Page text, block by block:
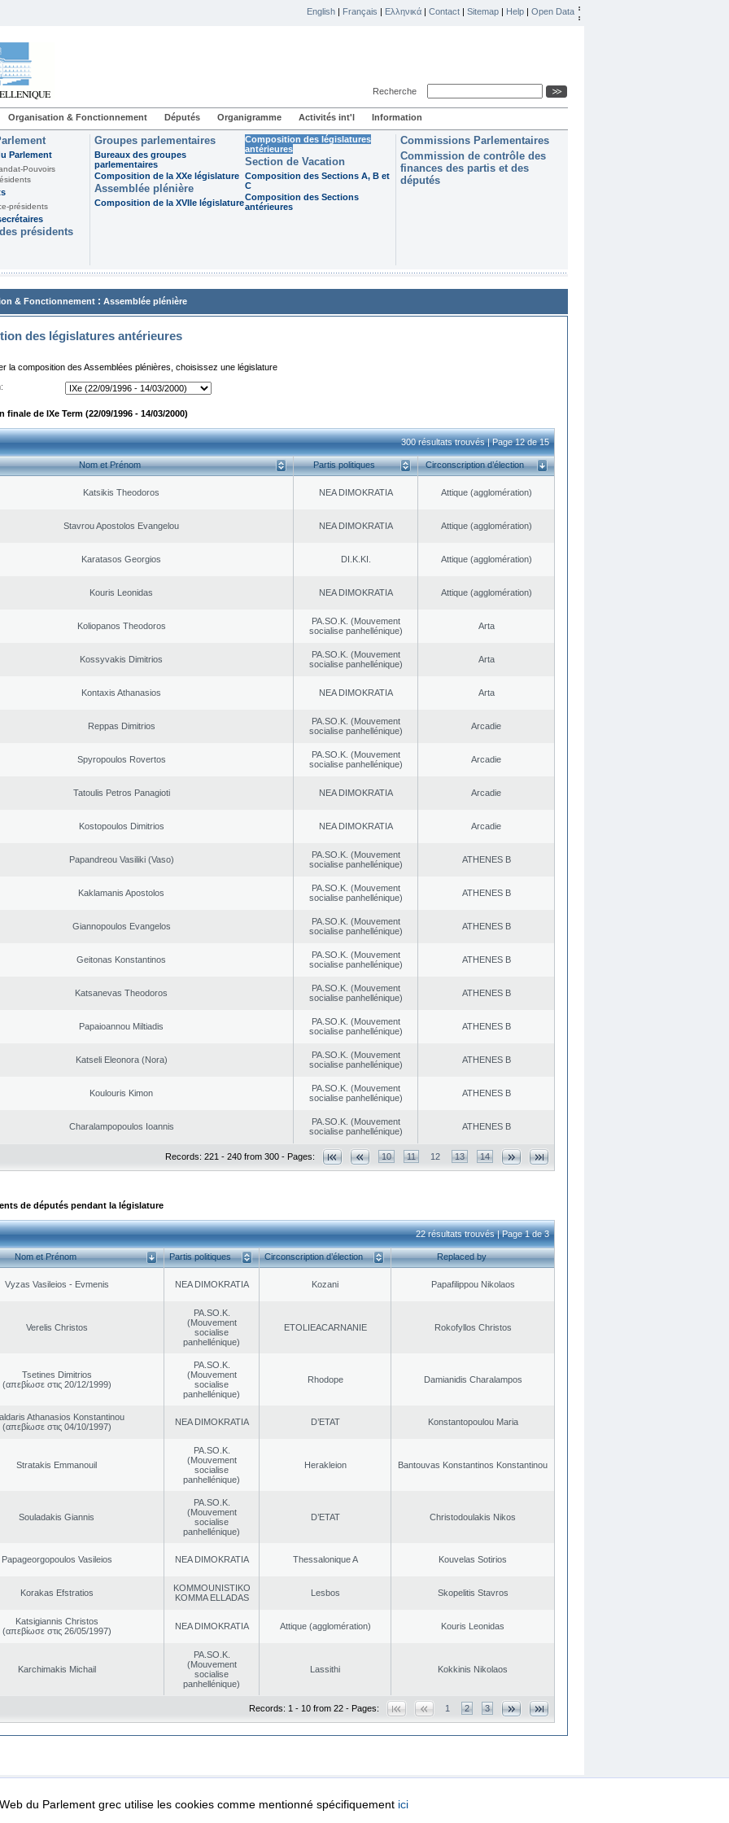
English | Français | Ελληνικά | Contact | Sitemap | Help | Open Data
Recherche
Organisation & Fonctionnement Députés Organigramme Activités int'l Information
Parlement
Pouvoirs
présidents
présidents
Groupes parlementaires
Bureaux des groupes
parlementaires
Composition de la XXe législature
Assemblée plénière
Composition de la XVIIe législature
Composition des législatures
antérieures
Section de Vacation
Composition des Sections A, B et
C
Composition des Sections
antérieures
Commissions Parlementaires
Commission de contrôle des
finances des partis et des
députés
& Fonctionnement : Assemblée plénière
des législatures antérieures
la composition des Assemblées plénières, choisissez une législature
finale de IXe Term (22/09/1996 - 14/03/2000)
300 résultats trouvés | Page 12 de 15
Nom et Prénom Partis politiques Circonscription d’élection
Katsikis Theodoros NEA DΙMOKRATIA Αttique (agglomération)
Stavrou Apostolos Evangelou NEA DΙMOKRATIA Αttique (agglomération)
Karatasos Georgios DI.K.KI. Αttique (agglomération)
Kouris Leonidas NEA DΙMOKRATIA Αttique (agglomération)
Koliopanos Theodoros
PA.SO.K. (Mouvement
socialise panhellénique)
Arta
Kossyvakis Dimitrios
PA.SO.K. (Mouvement
socialise panhellénique)
Arta
Kontaxis Athanasios NEA DΙMOKRATIA Arta
Reppas Dimitrios
PA.SO.K. (Mouvement
socialise panhellénique)
Arcadie
Spyropoulos Rovertos
PA.SO.K. (Mouvement
socialise panhellénique)
Arcadie
Tatoulis Petros Panagioti NEA DΙMOKRATIA Arcadie
Kostopoulos Dimitrios NEA DΙMOKRATIA Arcadie
Papandreou Vasiliki (Vaso)
PA.SO.K. (Mouvement
socialise panhellénique)
ATHENES Β
Kaklamanis Apostolos
PA.SO.K. (Mouvement
socialise panhellénique)
ATHENES Β
Giannopoulos Evangelos
PA.SO.K. (Mouvement
socialise panhellénique)
ATHENES Β
Geitonas Konstantinos
PA.SO.K. (Mouvement
socialise panhellénique)
ATHENES Β
Katsanevas Theodoros
PA.SO.K. (Mouvement
socialise panhellénique)
ATHENES Β
Papaioannou Miltiadis
PA.SO.K. (Mouvement
socialise panhellénique)
ATHENES Β
Katseli Eleonora (Nora)
PA.SO.K. (Mouvement
socialise panhellénique)
ATHENES Β
Koulouris Kimon
PA.SO.K. (Mouvement
socialise panhellénique)
ATHENES Β
Charalampopoulos Ioannis
PA.SO.K. (Mouvement
socialise panhellénique)
ATHENES Β
Records: 221 - 240 from 300 - Pages: 10 11 12 13 14
de députés pendant la législature
22 résultats trouvés | Page 1 de 3
Nom et Prénom Partis politiques Circonscription d’élection Replaced by
Vyzas Vasileios - Evmenis NEA DΙMOKRATIA Kozani Papafilippou Nikolaos
Verelis Christos
PA.SO.K.
(Mouvement
socialise
panhellénique)
EΤOLIEACARNANIE Rokofyllos Christos
Tsetines Dimitrios
(απεβίωσε στις 20/12/1999)
PA.SO.K.
(Mouvement
socialise
panhellénique)
Rhodope Damianidis Charalampos
Athanasios Konstantinou
(απεβίωσε στις 04/10/1997)
NEA DΙMOKRATIA D’ETAT Konstantopoulou Maria
Stratakis Emmanouil
PA.SO.K.
(Mouvement
socialise
panhellénique)
Herakleion Bantouvas Konstantinos Konstantinou
Souladakis Giannis
PA.SO.K.
(Mouvement
socialise
panhellénique)
D’ETAT Christodoulakis Nikos
Papageorgopoulos Vasileios NEA DΙMOKRATIA Thessalonique A Kouvelas Sotirios
Korakas Efstratios
KOMMOUNISTIKO
KOMMA ELLADAS
Lesbos Skopelitis Stavros
Katsigiannis Christos
(απεβίωσε στις 26/05/1997)
NEA DΙMOKRATIA Αttique (agglomération) Kouris Leonidas
Karchimakis Michail
PA.SO.K.
(Mouvement
socialise
panhellénique)
Lassithi Kokkinis Nikolaos
Records: 1 - 10 from 22 - Pages: 1 2 3
Protection Security & Access
du Parlement grec utilise les cookies comme mentionné spécifiquement ici